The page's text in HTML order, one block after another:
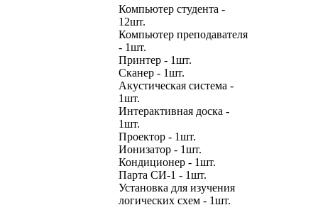
Компьютер студента -
12шт.
Компьютер преподавателя
- 1шт.
Принтер - 1шт.
Сканер - 1шт.
Акустическая система -
1шт.
Интерактивная доска -
1шт.
Проектор - 1шт.
Ионизатор - 1шт.
Кондиционер - 1шт.
Парта СИ-1 - 1шт.
Установка для изучения
логических схем - 1шт.